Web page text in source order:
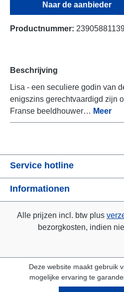
Naar de aanbieder
Productnummer:
Beschrijving
Lisa - een seculiere godin van
enigszins gerechtvaardigd zijn
Franse beeldhouwer… Meer
Service hotline
Informationen
Alle prijzen incl. btw plus
bezorgkosten, indien
Deze website maakt gebruik
mogelijke ervaring te